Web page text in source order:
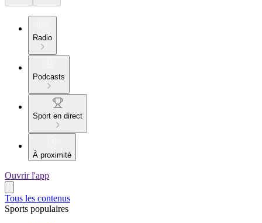
Radio
Podcasts
Sport en direct
À proximité
Ouvrir l'app
Tous les contenus
Sports populaires